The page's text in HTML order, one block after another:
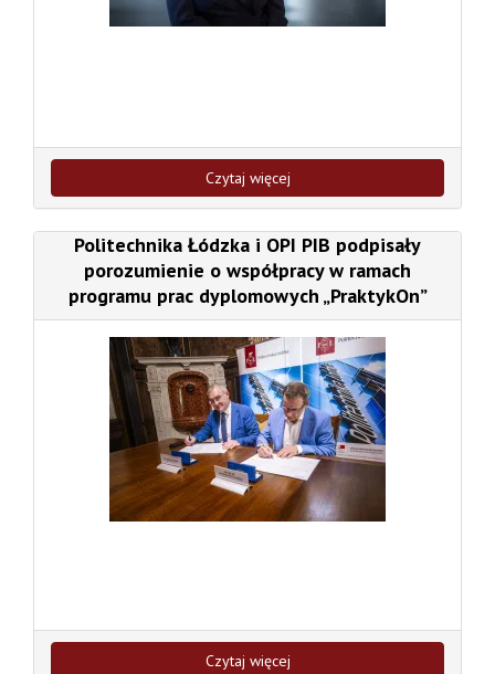
Czytaj więcej
Politechnika Łódzka i OPI PIB podpisały
porozumienie o współpracy w ramach
programu prac dyplomowych „PraktykOn”
Czytaj więcej